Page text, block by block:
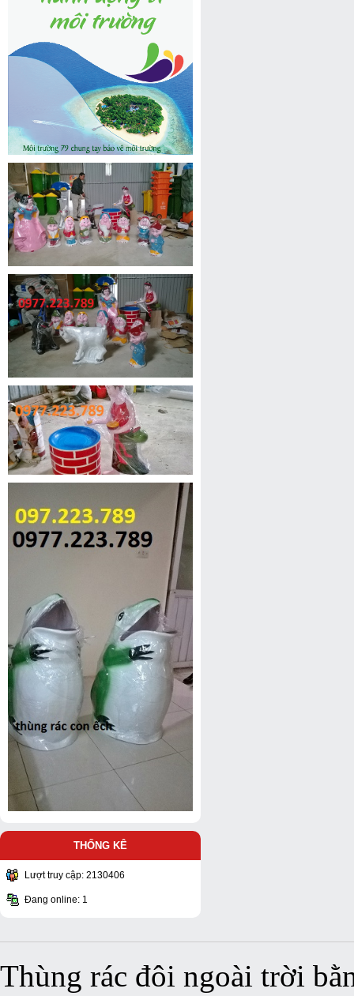
THỐNG KÊ
Lượt truy cập: 2130406
Đang online: 1
Thùng rác đôi ngoài trời